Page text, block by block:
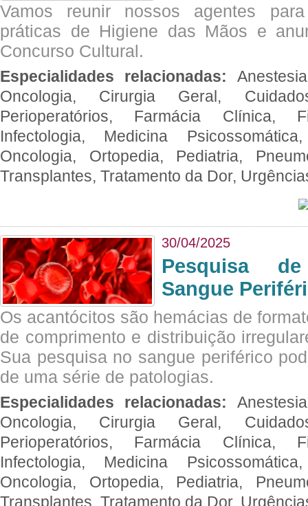
Vamos reunir nossos agentes
práticas de Higiene das Mãos e
Concurso Cultural.
Especialidades relacionadas:
Oncologia, Cirurgia Geral,
Perioperatórios, Farmácia Clínica,
Infectologia, Medicina
Oncologia, Ortopedia, Pediatria,
Transplantes, Tratamento da Dor,
30/04/2025
Pesquisa
Sangue
Os acantócitos são hemácias de
de comprimento e distribuição
Sua pesquisa no sangue periférico
de uma série de patologias.
Especialidades relacionadas:
Oncologia, Cirurgia Geral,
Perioperatórios, Farmácia Clínica,
Infectologia, Medicina
Oncologia, Ortopedia, Pediatria,
Transplantes, Tratamento da Dor,